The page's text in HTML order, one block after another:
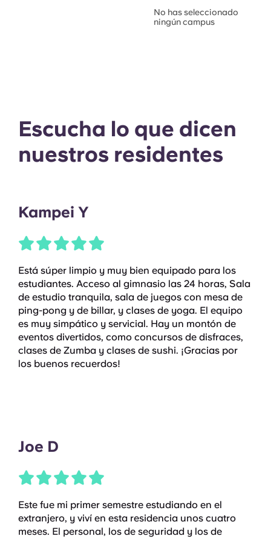
No has seleccionado
ningún campus
Escucha lo que dicen
nuestros residentes
Kampei Y
Está súper limpio y muy bien equipado para los
estudiantes. Acceso al gimnasio las 24 horas, Sala
de estudio tranquila, sala de juegos con mesa de
ping-pong y de billar, y clases de yoga. El equipo
es muy simpático y servicial. Hay un montón de
eventos divertidos, como concursos de disfraces,
clases de Zumba y clases de sushi. ¡Gracias por
los buenos recuerdos!
Joe D
Este fue mi primer semestre estudiando en el
extranjero, y viví en esta residencia unos cuatro
meses. El personal, los de seguridad y los de